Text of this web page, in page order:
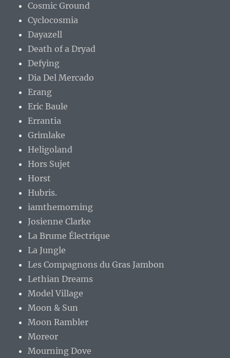
Cosmic Ground
Cyclocosmia
Dayazell
Death of a Dryad
Defying
Dia Del Mercado
Erang
Eric Baule
Errantia
Grimlake
Heligoland
Hors Sujet
Horst
Hubris.
iamthemorning
Josienne Clarke
La Brume Électrique
La Jungle
Les Compagnons du Gras Jambon
Lethian Dreams
Model Village
Moon & Sun
Moon Rambler
Moreor
Mourning Dove